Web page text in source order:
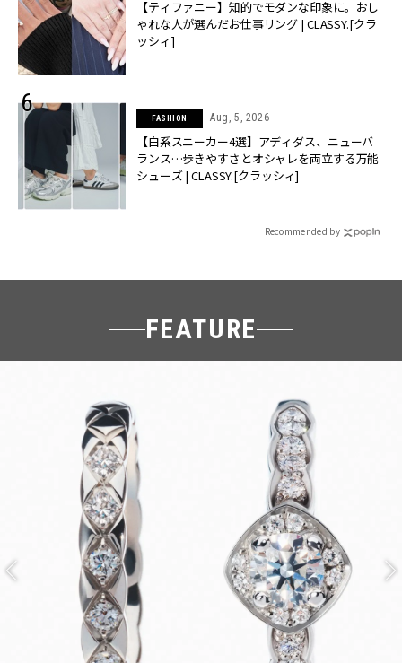
【ティファニー】知的でモダンな印象に。おし
ゃれな人が選んだお仕事リング | CLASSY.[クラ
ッシィ]
FASHION Aug, 5, 2026
【白系スニーカー4選】アディダス、ニューバ
ランス…歩きやすさとオシャレを両立する万能
シューズ | CLASSY.[クラッシィ]
Recommended by
FEATURE